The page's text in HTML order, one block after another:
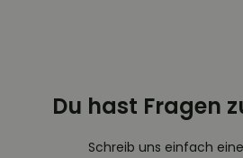
Du hast Fragen
Schreib uns einfach